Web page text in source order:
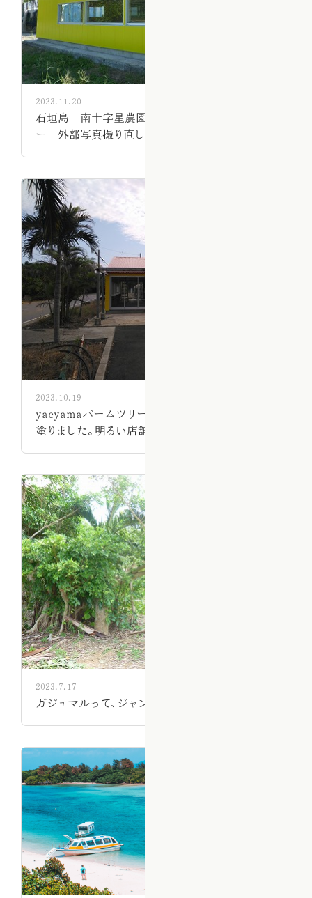
2023.11.20
石垣島 南十字星農園 Yaeyamaパームツリ
ー 外部写真撮り直し
2023.10.19
yaeyamaパームツリーの、屋根と側面にペンキを
塗りました。明るい店舗です。
2023.7.17
ガジュマルって、ジャングルジムに最適ですよ。